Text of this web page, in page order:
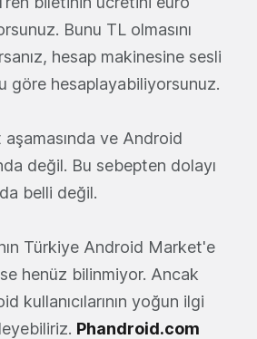
Bunu TL olmasını
hesap makinesine sesli
göre hesaplayabiliyorsunuz.
ve Android
değil. Bu sebepten dolayı
belli değil.
Türkiye Android Market'e
henüz bilinmiyor. Ancak
kullanıcılarının yoğun ilgi
Phandroid.com